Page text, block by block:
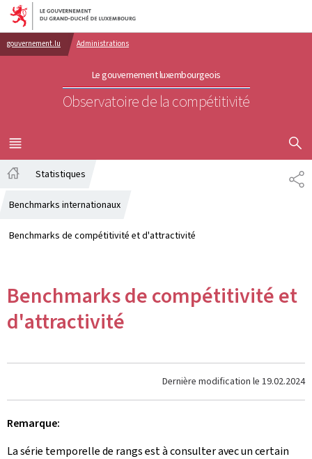
Aller au menu principal
Aller au contenu
gouvernement.lu Administrations
Le gouvernement luxembourgeois
Observatoire de la compétitivité
MENU
PRINCIPAL
Statistiques
Benchmarks internationaux
Benchmarks de compétitivité et d'attractivité
Benchmarks de compétitivité et
d'attractivité
Dernière modification le 19.02.2024
Remarque:
La série temporelle de rangs est à consulter avec un certain